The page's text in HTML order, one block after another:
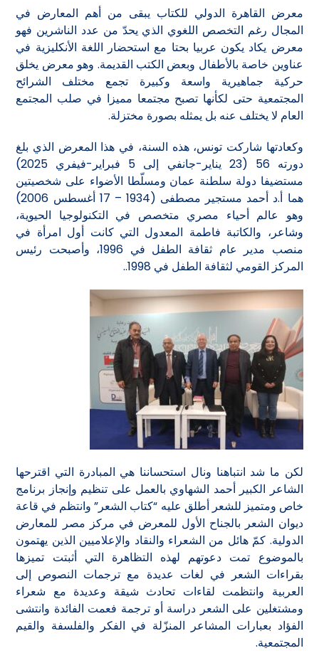
معرض القاهرة الدولي للكتاب يبقى من أهم المعارض في
المجال رغم التخصص اللغوي الذي يحدّ من عدد الناشرين فهو
معرض يكاد يكون عربيا بحتا مع استحضار اللغة الأنكليزية في
عناوين خاصة بالأطفال وبعض الكتب القديمة. وهو معرض يخلق
حركية جماهيرية واسعة وكبيرة تجمع مختلف الشرائح
المجتمعية حتى لكأنها تصبح مجتمعا مميزا في صلب المجتمع
العام لا يختلف عنه بل يمثله بصورة مختزلة.
وكعادتها شاركت تونس، هذه السنة، في هذا المعرض الذي بلغ
دورته 56 (23 يناير-جانفي إلى 5 فبراير-فيفري 2025)
مستضيفا دولة سلطنة عمان ومسلّطا الأضواء على شخصيتين
هما أ.د أحمد مستجير مصطفى (1934 – 17 أغسطس 2006)
وهو عالم أحياء مصري متخصص في التكنولوجيا الحيوية،
وشاعر، والكاتبة فاطمة المعدول التي كانت أول امرأة في
منصب مدير عام ثقافة الطفل في 1996، وأصبحت رئيس
المركز القومي لثقافة الطفل في 1998..
لكن ما شد انتباهنا ونال استحساننا هي المبادرة التي اقترحها
الشاعر الكبير أحمد الشهاوي بالعمل على تنظيم وإنجاز برنامج
خاص ومتميز للشعر أطلق عليه “كتاب الشعر” وانتظم في قاعة
ديوان الشعر بالجناح الأول للمعرض في مركز مصر للمعارض
الدولية. كمّ هائل من الشعراء والنقاد والإعلاميين الذين يهتمون
بالموضوع تمت دعوتهم لهذه التظاهرة التي أثبتت تميزها
بقراءات الشعر في لغات عديدة مع ترجمات النصوص إلى
العربية وانتظمت لقاءات تحادث شيقة وعديدة مع شعراء
ومشتغلين على الشعر دراسة أو ترجمة فعمت الفائدة وانتشى
الفؤاد بعبارات المشاعر المنزّلة في الفكر والفلسفة والقيم
المجتمعية.